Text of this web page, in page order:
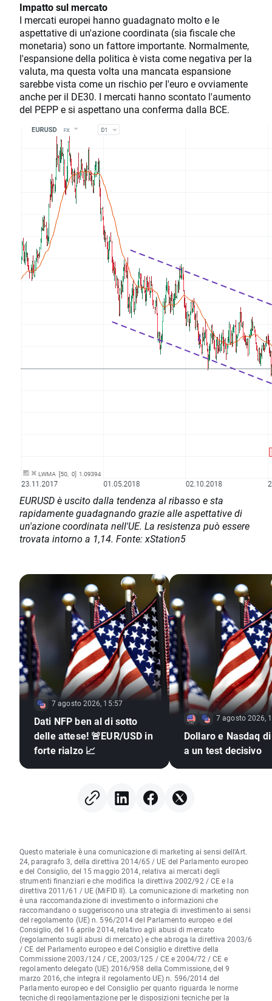
Impatto sul mercato
I mercati europei hanno guadagnato molto e le
aspettative di un'azione coordinata (sia fiscale che
monetaria) sono un fattore importante. Normalmente,
l'espansione della politica è vista come negativa per la
valuta, ma questa volta una mancata espansione
sarebbe vista come un rischio per l'euro e ovviamente
anche per il DE30. I mercati hanno scontato l'aumento
del PEPP e si aspettano una conferma dalla BCE.
EURUSD è uscito dalla tendenza al ribasso e sta
rapidamente guadagnando grazie alle aspettative di
un'azione coordinata nell'UE. La resistenza può essere
trovata intorno a 1,14. Fonte: xStation5
7 agosto 2026, 15:57
Dati NFP ben al di sotto
delle attese! 🚨EUR/USD in
forte rialzo 📈
7 agosto 2026,
Dollaro e Nasdaq
a un test decisivo
Questo materiale è una comunicazione di marketing ai sensi dell'Art.
24, paragrafo 3, della direttiva 2014/65 / UE del Parlamento europeo
e del Consiglio, del 15 maggio 2014, relativa ai mercati degli
strumenti finanziari e che modifica la direttiva 2002/92 / CE e la
direttiva 2011/61 / UE (MiFID II). La comunicazione di marketing non
è una raccomandazione di investimento o informazioni che
raccomandano o suggeriscono una strategia di investimento ai sensi
del regolamento (UE) n. 596/2014 del Parlamento europeo e del
Consiglio, del 16 aprile 2014, relativo agli abusi di mercato
(regolamento sugli abusi di mercato) e che abroga la direttiva 2003/6
/ CE del Parlamento europeo e del Consiglio e direttive della
Commissione 2003/124 / CE, 2003/125 / CE e 2004/72 / CE e
regolamento delegato (UE) 2016/958 della Commissione, del 9
marzo 2016, che integra il regolamento UE) n. 596/2014 del
Parlamento europeo e del Consiglio per quanto riguarda le norme
tecniche di regolamentazione per le disposizioni tecniche per la